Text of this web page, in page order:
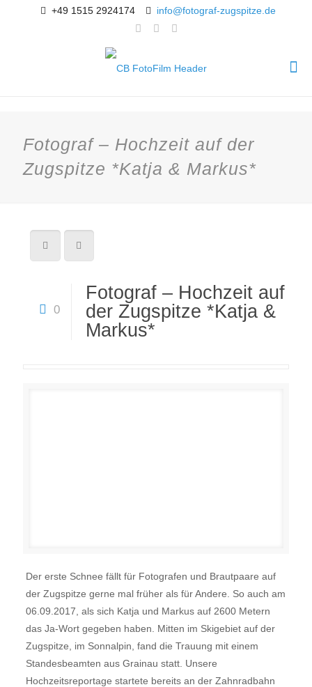
+49 1515 2924174 info@fotograf-zugspitze.de
Fotograf – Hochzeit auf der
Zugspitze *Katja & Markus*
0
Fotograf – Hochzeit auf
der Zugspitze *Katja &
Markus*
Der erste Schnee fällt für Fotografen und Brautpaare auf
der Zugspitze gerne mal früher als für Andere. So auch am
06.09.2017, als sich Katja und Markus auf 2600 Metern
das Ja-Wort gegeben haben. Mitten im Skigebiet auf der
Zugspitze, im Sonnalpin, fand die Trauung mit einem
Standesbeamten aus Grainau statt. Unsere
Hochzeitsreportage startete bereits an der Zahnradbahn